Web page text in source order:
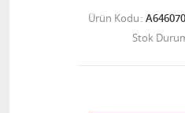
Ürün Kodu
Stok